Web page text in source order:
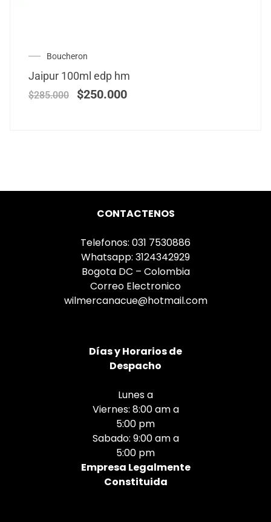
Boucheron
Jaipur 100ml edp hm
$285.000 $250.000
CONTACTENOS
Telefonos: 031 7530886
Whatsapp: 3124342929
Bogota DC – Colombia
Correo Electronico
wilmercanacue@hotmail.com
Díasy Horarios de
Despacho
Lunes a
Viernes: 8:00 am a
5:00 pm
Sabado: 9:00 am a
5:00 pm
Empresa Legalmente
Constituida